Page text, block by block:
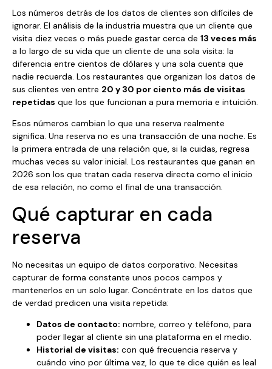
Los números detrás de los datos de clientes son difíciles de
ignorar. El análisis de la industria muestra que un cliente que
visita diez veces o más puede gastar cerca de 13 veces más
a lo largo de su vida que un cliente de una sola visita: la
diferencia entre cientos de dólares y una sola cuenta que
nadie recuerda. Los restaurantes que organizan los datos de
sus clientes ven entre 20 y 30 por ciento más de visitas
repetidas que los que funcionan a pura memoria e intuición.
Esos números cambian lo que una reserva realmente
significa. Una reserva no es una transacción de una noche. Es
la primera entrada de una relación que, si la cuidas, regresa
muchas veces su valor inicial. Los restaurantes que ganan en
2026 son los que tratan cada reserva directa como el inicio
de esa relación, no como el final de una transacción.
Qué capturar en cada
reserva
No necesitas un equipo de datos corporativo. Necesitas
capturar de forma constante unos pocos campos y
mantenerlos en un solo lugar. Concéntrate en los datos que
de verdad predicen una visita repetida:
Datos de contacto: nombre, correo y teléfono, para
poder llegar al cliente sin una plataforma en el medio.
Historial de visitas: con qué frecuencia reserva y
cuándo vino por última vez, lo que te dice quién es leal